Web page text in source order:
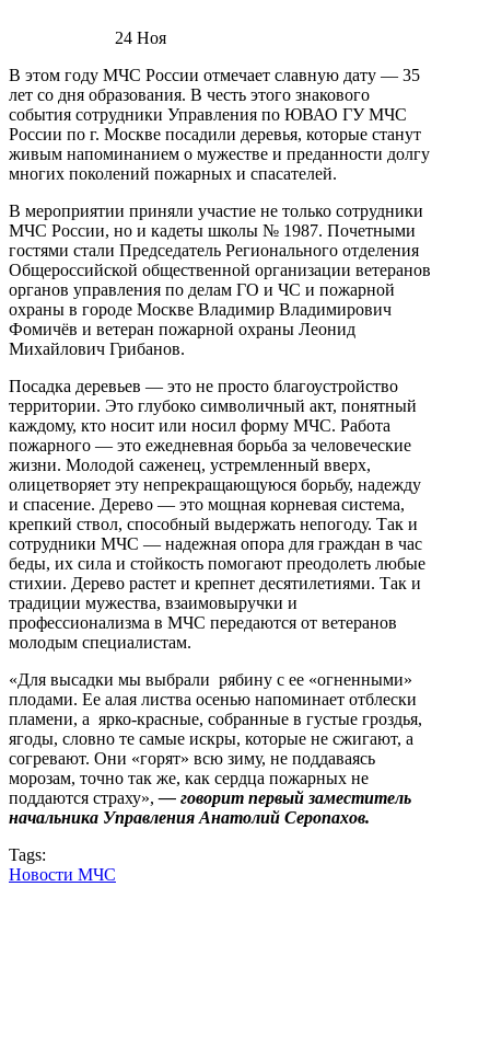
24Ноя
В этом году МЧС России отмечает славную дату — 35
лет со дня образования. В честь этого знакового
события сотрудники Управления по ЮВАО ГУ МЧС
России по г. Москве посадили деревья, которые станут
живым напоминанием о мужестве и преданности долгу
многих поколений пожарных и спасателей.
В мероприятии приняли участие не только сотрудники
МЧС России, но и кадеты школы № 1987. Почетными
гостями стали Председатель Регионального отделения
Общероссийской общественной организации ветеранов
органов управления по делам ГО и ЧС и пожарной
охраны в городе Москве Владимир Владимирович
Фомичёв и ветеран пожарной охраны Леонид
Михайлович Грибанов.
Посадка деревьев — это не просто благоустройство
территории. Это глубоко символичный акт, понятный
каждому, кто носит или носил форму МЧС. Работа
пожарного — это ежедневная борьба за человеческие
жизни. Молодой саженец, устремленный вверх,
олицетворяет эту непрекращающуюся борьбу, надежду
и спасение. Дерево — это мощная корневая система,
крепкий ствол, способный выдержать непогоду. Так и
сотрудники МЧС — надежная опора для граждан в час
беды, их сила и стойкость помогают преодолеть любые
стихии. Дерево растет и крепнет десятилетиями. Так и
традиции мужества, взаимовыручки и
профессионализма в МЧС передаются от ветеранов
молодым специалистам.
«Для высадки мы выбрали рябину с ее «огненными»
плодами. Ее алая листва осенью напоминает отблески
пламени, а ярко-красные, собранные в густые гроздья,
ягоды, словно те самые искры, которые не сжигают, а
согревают. Они «горят» всю зиму, не поддаваясь
морозам, точно так же, как сердца пожарных не
поддаются страху»,— говорит первый заместитель
начальника Управления Анатолий Серопахов.
Tags:
Новости МЧС